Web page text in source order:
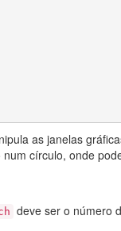
as janelas
círculo, onde
deve ser o número